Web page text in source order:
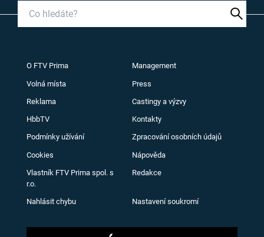
O FTV Prima Management
Volná místa Press
Reklama Castingy a výzvy
HbbTV Kontakty
Podmínky užívání Zpracování osobních údajů
Cookies Nápověda
Vlastník FTV Prima spol. s
r.o.
Redakce
Nahlásit chybu Nastavení soukromí